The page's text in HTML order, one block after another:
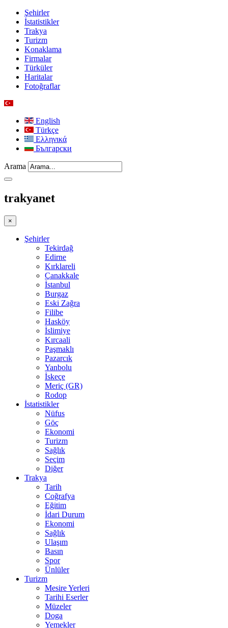
Şehirler
İstatistikler
Trakya
Turizm
Konaklama
Firmalar
Türküler
Haritalar
Fotoğraflar
English
Türkçe
Ελληνικά
Български
Arama
trakyanet
×
Şehirler
Tekirdağ
Edirne
Kırklareli
Çanakkale
İstanbul
Burgaz
Eski Zağra
Filibe
Hasköy
İslimiye
Kırcaali
Paşmaklı
Pazarcık
Yanbolu
İskeçe
Meriç (GR)
Rodop
İstatistikler
Nüfus
Göç
Ekonomi
Turizm
Sağlık
Seçim
Diğer
Trakya
Tarih
Coğrafya
Eğitim
İdari Durum
Ekonomi
Sağlık
Ulaşım
Basın
Spor
Ünlüler
Turizm
Mesire Yerleri
Tarihi Eserler
Müzeler
Doga
Yemekler